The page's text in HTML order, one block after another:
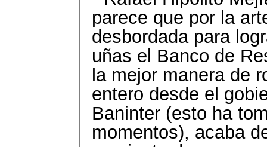
parece que por la
desbordada para
uñas el Banco de
la mejor manera de
entero desde el
Baninter (esto ha
momentos), acaba